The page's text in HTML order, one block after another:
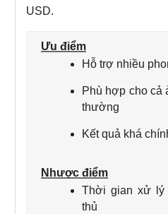
USD.
Ưu điểm
Hỗ trợ nhiều
Phù hợp cho cả
thường
Kết quả khá
Nhược điểm
Thời gian xử lý
thủ